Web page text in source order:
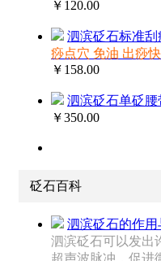
￥120.00
泗滨砭石标准刮
痧点穴 免油 出痧
￥158.00
泗滨砭石单砭腰
￥350.00
砭石百科
泗滨砭石的作用
泗滨砭石可以发出
超声波脉冲，促进